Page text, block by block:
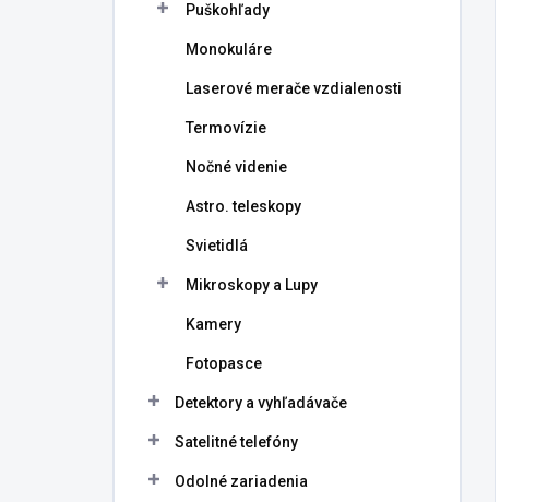
Puškohľady
Monokuláre
Laserové merače vzdialenosti
Termovízie
Nočné videnie
Astro. teleskopy
Svietidlá
Mikroskopy a Lupy
Kamery
Fotopasce
Detektory a vyhľadávače
Satelitné telefóny
Odolné zariadenia